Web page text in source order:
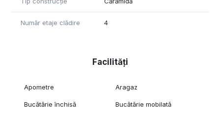
Număr etaje clădire 4
Facilități
Apometre Aragaz
Bucătărie închisă Bucătărie mobilată